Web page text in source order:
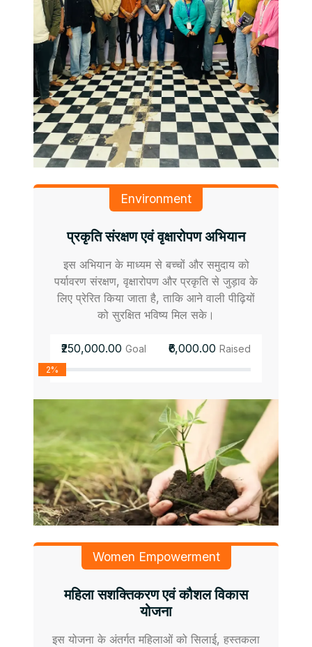
Environment
प्रकृति संरक्षण एवं वृक्षारोपण अभियान
इस अभियान के माध्यम से बच्चों और समुदाय को
पर्यावरण संरक्षण, वृक्षारोपण और प्रकृति से जुड़ाव के
लिए प्रेरित किया जाता है, ताकि आने वाली पीढ़ियों
को सुरक्षित भविष्य मिल सके।
₹250,000.00 Goal ₹6,000.00 Raised
2%
Women Empowerment
महिला सशक्तिकरण एवं कौशल विकास
योजना
इस योजना के अंतर्गत महिलाओं को सिलाई, हस्तकला